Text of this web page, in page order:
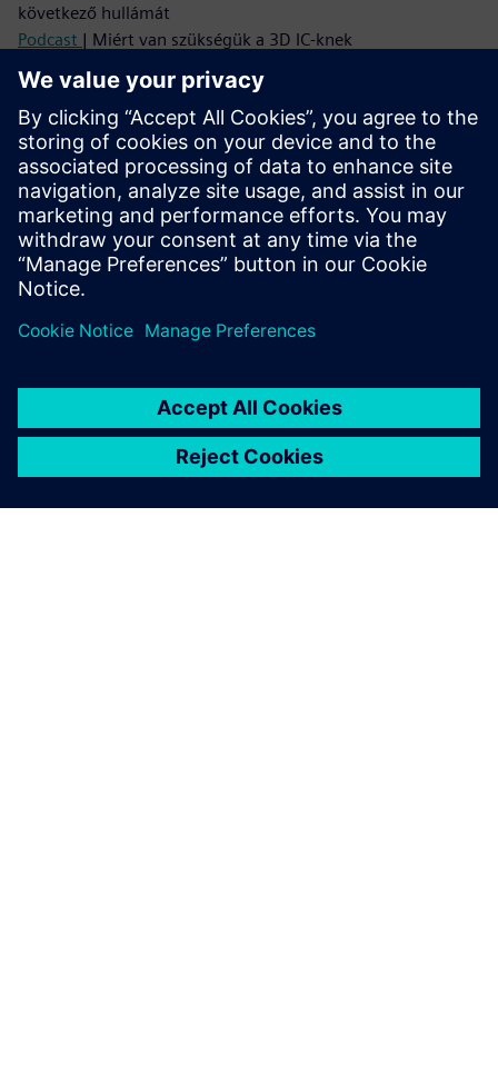
következő hullámát
Podcast | Miért van szükségük a 3D IC-knek
gondolkodásmentváltásra - és hogyan lehet ezt
megvalósítani
Olvasás
Brosúra| Innovator3D IC megoldáscsomag
E-könyv sorozat| Útmutató a sikeres heterogén
integrációhoz